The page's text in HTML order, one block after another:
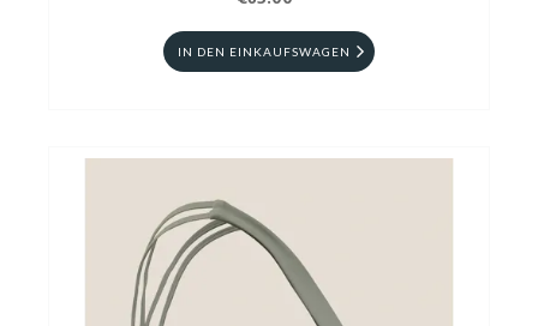
IN DEN EINKAUFSWAGEN